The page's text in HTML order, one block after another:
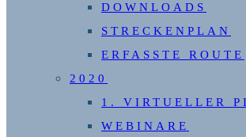
DOWNLOADS
STRECKENPLAN
ERFASSTE ROUTE
2020
1. VIRTUELLER
WEBINARE